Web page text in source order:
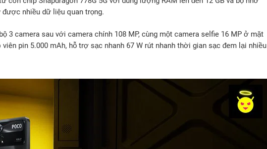
nhiều dữ liệu quan trọng.
3 camera sau với camera chính 108 MP, cùng một camera selfie 16 MP ở mặt
pin 5.000 mAh, hỗ trợ sạc nhanh 67 W rút nhanh thời gian sạc đem lại nhiều